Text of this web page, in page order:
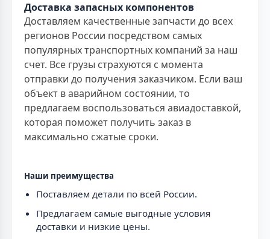
Доставка запасных компонентов
Доставляем качественные запчасти до всех
регионов России посредством самых
популярных транспортных компаний за наш
счет. Все грузы страхуются с момента
отправки до получения заказчиком. Если ваш
объект в аварийном состоянии, то
предлагаем воспользоваться авиадоставкой,
которая поможет получить заказ в
максимально сжатые сроки.
Наши преимущества
Поставляем детали по всей России.
Предлагаем самые выгодные условия
доставки и низкие цены.